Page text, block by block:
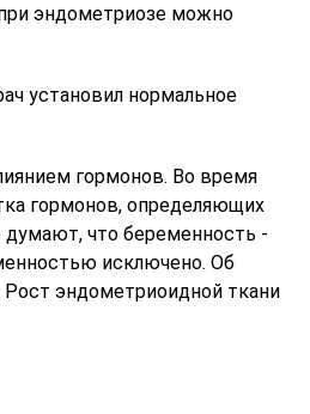
эндометриозе можно
установил нормальное
гормонов. Во время
гормонов, определяющих
что беременность -
исключено. Об
эндометриоидной ткани